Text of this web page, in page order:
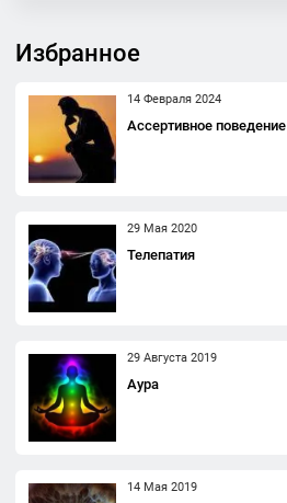
Избранное
14 Февраля 2024
Ассертивное поведение
29 Мая 2020
Телепатия
29 Августа 2019
Аура
14 Мая 2019